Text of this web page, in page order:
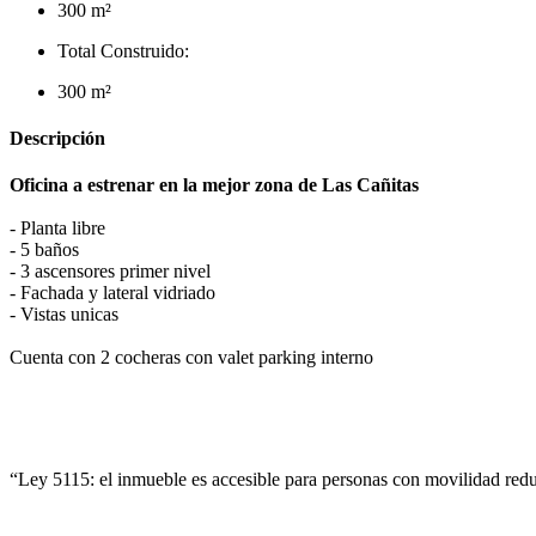
300 m²
Total Construido:
300 m²
Descripción
Oficina a estrenar en la mejor zona de Las Cañitas
- Planta libre
- 5 baños
- 3 ascensores primer nivel
- Fachada y lateral vidriado
- Vistas unicas
Cuenta con 2 cocheras con valet parking interno
“Ley 5115: el inmueble es accesible para personas con movilidad